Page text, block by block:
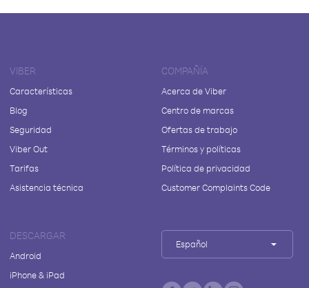
VIBER
Características
Blog
Seguridad
Viber Out
Tarifas
Asistencia técnica
COMPAÑÍA
Acerca de Viber
Centro de marcas
Ofertas de trabajo
Términos y políticas
Política de privacidad
Customer Complaints Code
DESCARGAR
Android
iPhone & iPad
Español